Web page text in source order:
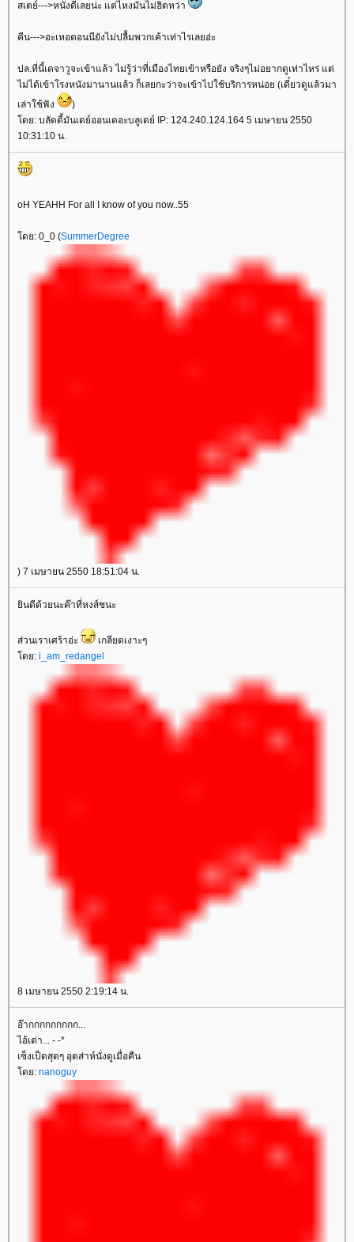
สเตย์--->หนังดีเลยน่ะ แต่ไหงมันไม่ฮิตหว่า
คีน--->อะเหอตอนนียังไม่ปลื้มพวกเค้าเท่าไรเลยอ่ะ
ปล.ที่นี้เดจาวูจะเข้าแล้ว ไม่รู้ว่าที่เมืองไทยเข้าหรือยัง จริงๆไม่อยากดูเท่าไหร่ แต่
ไม่ได้เข้าโรงหนังมานานแล้ว ก็เลยกะว่าจะเข้าไปใช้บริการหน่อย (เดี๋ยวดูแล้วมา
เล่าใช้ฟัง
)
ดย: บลัดดี้มันเดย์ออนเดอะบลูเดย์ IP: 124.240.124.164 5 เมษายน 2550
10:31:10 น.
oH YEAHH For all I know of you now..55
ดย: 0_0 (SummerDegree
) 7 เมษายน 2550 18:51:04 น.
ินดีด้วยนะค๊าที่หงส์ชนะ
ส่วนเราเศร้าอ่ะ
เกลียดเงาะๆ
ดย: i_am_redangel
8 เมษายน 2550 2:19:14 น.
อ๊ากกกกกกกกก...
ไอ้เต่า... - -*
เซ็งเป็ดสุดๆ อุตส่าห์นั่งดูเมื่อคืน
ดย: nanoguy